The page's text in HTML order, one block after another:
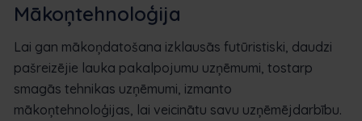
Mākoņtehnoloģija
Lai gan mākoņdatošana izklausās futūristiski, daudzi
pašreizējie lauka pakalpojumu uzņēmumi, tostarp
smagās tehnikas uzņēmumi, izmanto
mākoņtehnoloģijas, lai veicinātu savu uzņēmējdarbību.